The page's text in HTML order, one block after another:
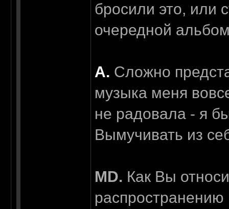
бросили это, или
очередной
А. Сложно
музыка меня
не радовала - я
Вымучивать из
MD. Как Вы